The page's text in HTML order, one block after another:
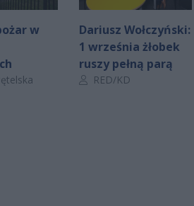
w
Dariusz Wołczyński:
1 września żłobek
ruszy pełną parą
Autor artykułu:
RED/KD